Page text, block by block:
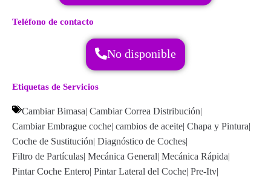
Teléfono de contacto
No disponible
Etiquetas de Servicios
Cambiar Bimasa| Cambiar Correa Distribución|
Cambiar Embrague coche| cambios de aceite| Chapa y Pintura|
Coche de Sustitución| Diagnóstico de Coches|
Filtro de Partículas| Mecánica General| Mecánica Rápida|
Pintar Coche Entero| Pintar Lateral del Coche| Pre-Itv|